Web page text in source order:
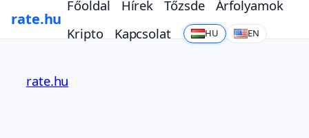
rate.hu
Főoldal Hírek Tőzsde
Árfolyamok
Kripto
Kapcsolat HU EN
tartalomhoz
rate.hu